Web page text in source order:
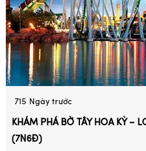
715 Ngày trước
KHÁM PHÁ BỜ TÂY HOA KỲ –
(7N6Đ)